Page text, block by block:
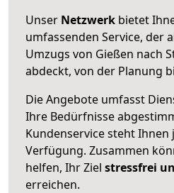
Unser Netzwerk bietet
umfassenden Service, der
Umzugs von Gießen nach
abdeckt, von der Planung
Die Angebote umfasst
Ihre Bedürfnisse
Kundenservice steht Ihnen
Verfügung. Zusammen
helfen, Ihr Ziel stressfrei
erreichen.